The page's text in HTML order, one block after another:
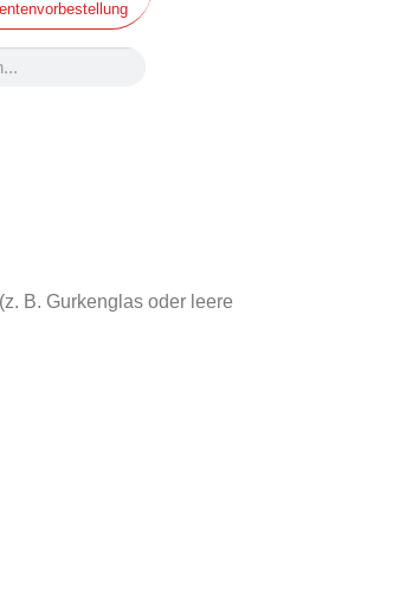
B. Gurkenglas oder leere